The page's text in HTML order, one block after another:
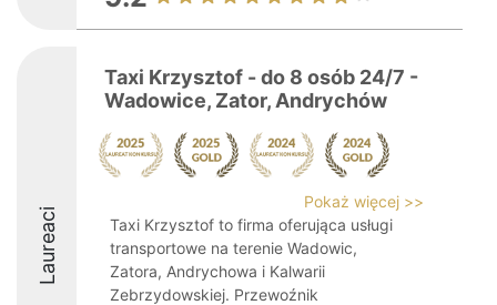
Laureaci
Taxi Krzysztof - do 8 osób 24/7 -
Wadowice, Zator, Andrychów
Pokaż więcej >>
Taxi Krzysztof to firma oferująca usługi
transportowe na terenie Wadowic,
Zatora, Andrychowa i Kalwarii
Zebrzydowskiej. Przewoźnik